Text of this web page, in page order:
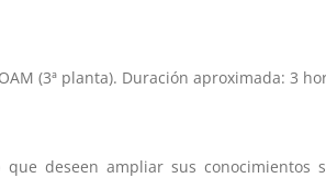
(3ª planta). Duración aproximada: 3
que deseen ampliar sus conocimientos